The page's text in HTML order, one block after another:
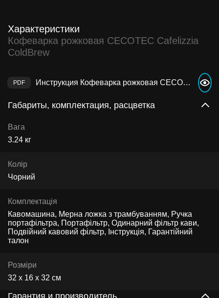
Характеристики
Кофеварка рожковая CECOTEC Cafelizzia
ColdBrew
Инструкция Кофеварка рожковая CECOTEC Cafelizzia ColdBrew
Габариты, комплектация, расцветка
Вага
3.24 кг
Колір
Чорний
Комплектація
Кавомашина, Мерна ложка з трамбуванням, Ручка
портафільтра, Портафільтр, Одинарний фільтр кави,
Подвійний кавовий фільтр, Інструкція, Гарантійний
талон
Розміри
32 х 16 х 32 см
Гарантия и производитель